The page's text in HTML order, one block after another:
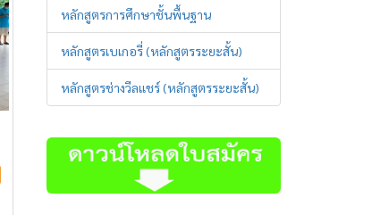
หลักสูตรการศึกษาชั้นพื้นฐาน
หลักสูตรเบเกอรี่ (หลักสูตรระยะสั้น)
หลักสูตรช่างวีลแชร์ (หลักสูตรระยะสั้น)